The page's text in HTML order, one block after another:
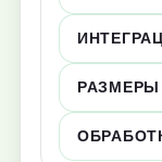
РАЗМЕРЫ